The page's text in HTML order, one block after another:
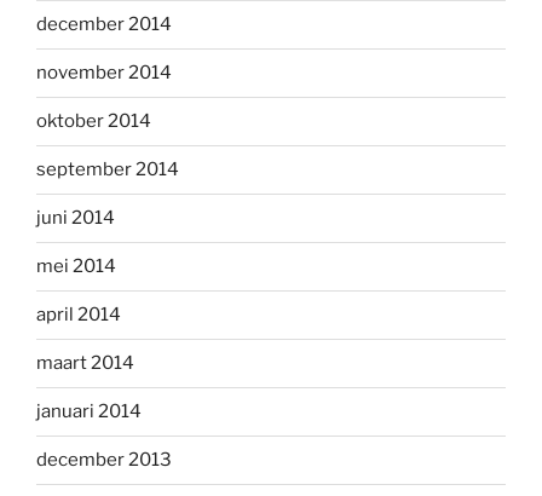
december 2014
november 2014
oktober 2014
september 2014
juni 2014
mei 2014
april 2014
maart 2014
januari 2014
december 2013